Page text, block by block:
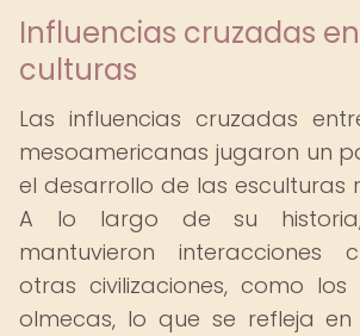
Influencias cruzadas
culturas
Las influencias cruzadas
mesoamericanas jugaron un
el desarrollo de las esculturas
A lo largo de su
mantuvieron interacciones
otras civilizaciones, como
olmecas, lo que se refleja